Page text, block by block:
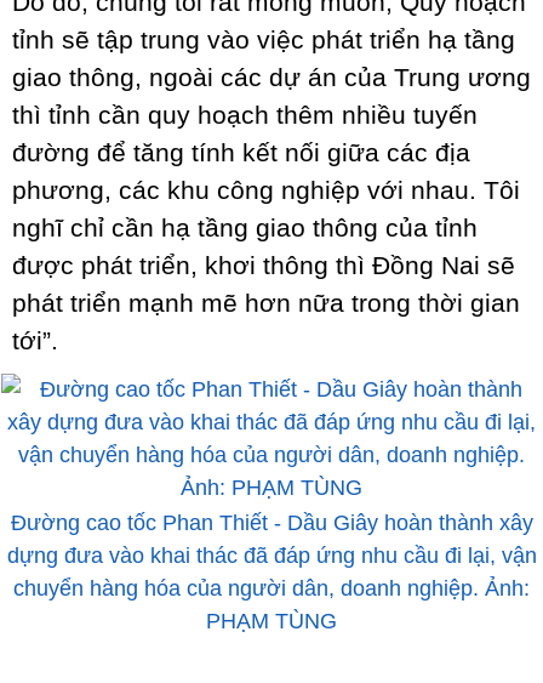
tỉnh sẽ tập trung vào việc phát triển hạ tầng
giao thông, ngoài các dự án của Trung ương
thì tỉnh cần quy hoạch thêm nhiều tuyến
đường để tăng tính kết nối giữa các địa
phương, các khu công nghiệp với nhau. Tôi
nghĩ chỉ cần hạ tầng giao thông của tỉnh
được phát triển, khơi thông thì Đồng Nai sẽ
phát triển mạnh mẽ hơn nữa trong thời gian
tới”.
Đường cao tốc Phan Thiết - Dầu Giây hoàn thành xây
dựng đưa vào khai thác đã đáp ứng nhu cầu đi lại, vận
chuyển hàng hóa của người dân, doanh nghiệp. Ảnh:
PHẠM TÙNG